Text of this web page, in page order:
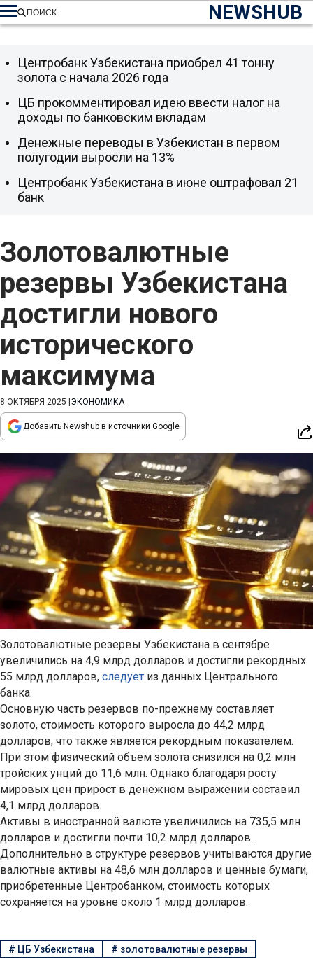
NEWSHUB
ПОИСК
Золотовалютные
резервы Узбекистана
достигли нового
исторического
максимума
8 ОКТЯБРЯ 2025 ЭКОНОМИКА
Добавить Newshub в источники Google
Золотовалютные резервы Узбекистана в сентябре
увеличились на 4,9 млрд долларов и достигли рекордных
55 млрд долларов, следует из данных Центрального
банка.
Основную часть резервов по-прежнему составляет
золото, стоимость которого выросла до 44,2 млрд
долларов, что также является рекордным показателем.
При этом физический объем золота снизился на 0,2 млн
тройских унций до 11,6 млн. Однако благодаря росту
мировых цен прирост в денежном выражении составил
4,1 млрд долларов.
Активы в иностранной валюте увеличились на 735,5 млн
долларов и достигли почти 10,2 млрд долларов.
Дополнительно в структуре резервов учитываются другие
валютные активы на 48,6 млн долларов и ценные бумаги,
приобретенные Центробанком, стоимость которых
сохраняется на уровне около 1 млрд долларов.
Центробанк Узбекистана приобрел 41 тонну
золота с начала 2026 года
ЦБ прокомментировал идею ввести налог на
доходы по банковским вкладам
Денежные переводы в Узбекистан в первом
полугодии выросли на 13%
Центробанк Узбекистана в июне оштрафовал 21
банк
# ЦБ Узбекистана # золотовалютные резервы